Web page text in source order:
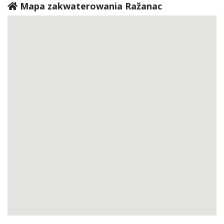
Mapa zakwaterowania Ražanac